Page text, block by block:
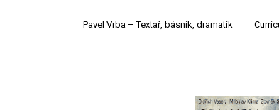
Pavel Vrba – Textař, básník, dramatik